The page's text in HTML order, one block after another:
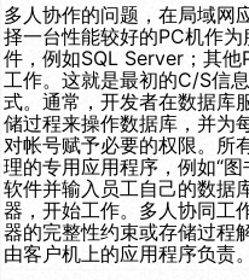
多人协作的问题，在局域网
择一台性能较好的PC机作
件，例如SQL Server；其
工作。这就是最初的C/S信
式。通常，开发者在数据库
储过程来操作数据库，并为
对帐号赋予必要的权限。所
理的专用应用程序，例如“
软件并输入员工自己的数据
器，开始工作。多人协同工
器的完整性约束或存储过程
由客户机上的应用程序负责。